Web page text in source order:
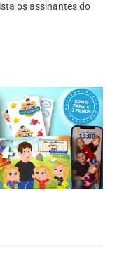
os assinantes do